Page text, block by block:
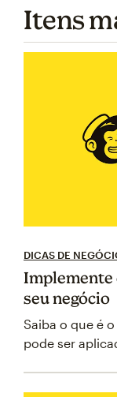
Itens
DICAS DE
Implemente
seu negócio
Saiba o que é
pode ser